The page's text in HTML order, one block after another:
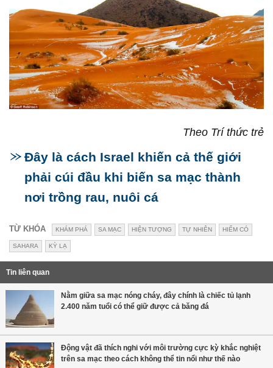
Theo Trí thức trẻ
Đây là cách Israel khiến cả thế giới
phải cúi đầu khi biến sa mạc thành
nơi trồng rau, nuôi cá
TỪ KHÓA KHÁM PHÁ SA MẠC HIỆN TƯỢNG TỰ NHIÊN HIẾM CÓ
SAHARA KỲ LẠ
Tin liên quan
Nằm giữa sa mạc nóng cháy, đây chính là chiếc tủ lạnh
2.400 năm tuổi có thể giữ được cả băng đá
Động vật đã thích nghi với môi trường cực kỳ khắc nghiệt
trên sa mạc theo cách không thể tin nổi như thế nào